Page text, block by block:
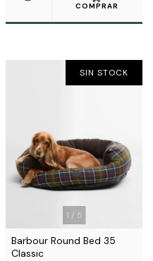
COMPRAR
1 / 5
SIN STOCK
Barbour Round Bed 35
Classic